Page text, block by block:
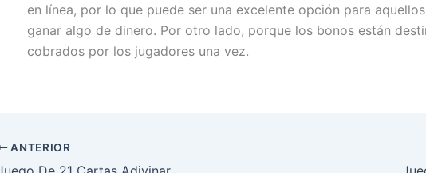
en línea, por lo que puede ser una excelente opción para
ganar algo de dinero. Por otro lado, porque los bonos están
cobrados por los jugadores una vez.
ANTERIOR